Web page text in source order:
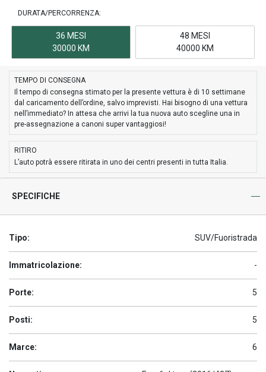
DURATA/PERCORRENZA:
36 MESI
30000 KM
48 MESI
40000 KM
TEMPO DI CONSEGNA
Il tempo di consegna stimato per la presente vettura è di 10 settimane
dal caricamento dell’ordine, salvo imprevisti. Hai bisogno di una vettura
nell’immediato? In attesa che arrivi la tua nuova auto scegline una in
pre-assegnazione a canoni super vantaggiosi!
RITIRO
L’auto potrà essere ritirata in uno dei centri presenti in tutta Italia.
SPECIFICHE
Tipo: SUV/Fuoristrada
Immatricolazione: -
Porte: 5
Posti: 5
Marce: 6